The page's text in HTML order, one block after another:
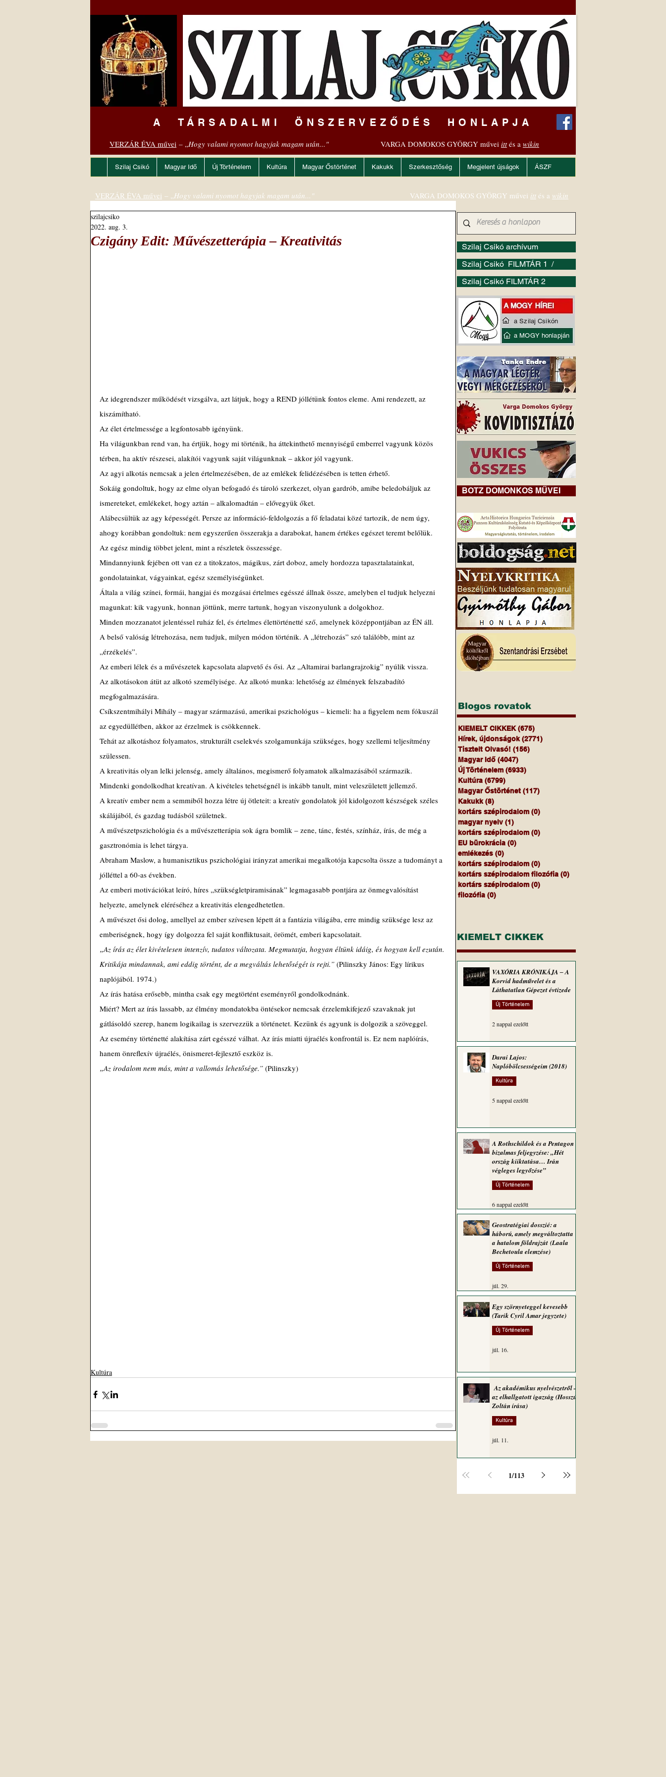
A TÁRSADALMI ÖNSZERVEZŐDÉS HONLAPJA
VERZÁR ÉVA művei – „Hogy valami nyomot hagyjak magam után..." VARGA DOMOKOS GYÖRGY művei ittés a wikin
Szilaj Csikó Magyar Idő Új Történelem Kultúra Magyar Őstörténet Kakukk Szerkesztőség Megjelent újságok ÁSZF
Czigány Edit: Művészetterápia – Kreativitás
szilajcsiko
2022. aug. 3.
Az idegrendszer működését vizsgálva, azt látjuk, hogy a REND jóllétünk fontos eleme. Ami rendezett, az
kiszámítható.
Az élet értelmessége a legfontosabb igényünk.
Ha világunkban rend van, ha értjük, hogy mi történik, ha áttekinthető mennyiségű emberrel vagyunk közös
térben, ha aktív részesei, alakítói vagyunk saját világunknak – akkor jól vagyunk.
Az agyi alkotás nemcsak a jelen értelmezésében, de az emlékek felidézésében is tetten érhető.
Sokáig gondoltuk, hogy az elme olyan befogadó és tároló szerkezet, olyan gardrób, amibe beledobáljuk az
ismereteket, emlékeket, hogy aztán – alkalomadtán – elővegyük őket.
Alábecsültük az agy képességét. Persze az információ-feldolgozás a fő feladatai közé tartozik, de nem úgy,
ahogy korábban gondoltuk: nem egyszerűen összerakja a darabokat, hanem értékes egészet teremt belőlük.
Az egész mindig többet jelent, mint a részletek összessége.
Mindannyiunk fejében ott van ez a titokzatos, mágikus, zárt doboz, amely hordozza tapasztalatainkat,
gondolatainkat, vágyainkat, egész személyiségünket.
Általa a világ színei, formái, hangjai és mozgásai értelmes egésszé állnak össze, amelyben el tudjuk helyezni
magunkat: kik vagyunk, honnan jöttünk, merre tartunk, hogyan viszonyulunk a dolgokhoz.
Minden mozzanatot jelentéssel ruház fel, és értelmes élettörténetté sző, amelynek középpontjában az ÉN áll.
A belső valóság létrehozása, nem tudjuk, milyen módon történik. A „létrehozás” szó találóbb, mint az
„érzékelés”.
Az emberi lélek és a művészetek kapcsolata alapvető és ősi. Az „Altamirai barlangrajzokig” nyúlik vissza.
Az alkotásokon átüt az alkotó személyisége. Az alkotó munka: lehetőség az élmények felszabadító
megfogalmazására.
Csíkszentmihályi Mihály – magyar származású, amerikai pszichológus – kiemeli: ha a figyelem nem fókuszál
az egyedüllétben, akkor az érzelmek is csökkennek.
Tehát az alkotáshoz folyamatos, strukturált cselekvés szolgamunkája szükséges, hogy szellemi teljesítmény
szülessen.
A kreativitás olyan lelki jelenség, amely általános, megismerő folyamatok alkalmazásából származik.
Mindenki gondolkodhat kreatívan. A kivételes tehetségnél is inkább tanult, mint veleszületett jellemző.
A kreatív ember nem a semmiből hozza létre új ötleteit: a kreatív gondolatok jól kidolgozott készségek széles
skálájából, és gazdag tudásból születnek.
A művészetpszichológia és a művészetterápia sok ágra bomlik – zene, tánc, festés, színház, írás, de még a
gasztronómia is lehet tárgya.
Abraham Maslow, a humanisztikus pszichológiai irányzat amerikai megalkotója kapcsolta össze a tudományt a
jólléttel a 60-as években.
Az emberi motivációkat leíró, híres „szükségletpiramisának” legmagasabb pontjára az önmegvalósítást
helyezte, amelynek eléréséhez a kreativitás elengedhetetlen.
A művészet ősi dolog, amellyel az ember szívesen lépett át a fantázia világába, erre mindig szüksége lesz az
emberiségnek, hogy így dolgozza fel saját konfliktusait, örömét, emberi kapcsolatait.
„Az írás az élet kivételesen intenzív, tudatos változata. Megmutatja, hogyan éltünk idáig, és hogyan kell ezután.
Kritikája mindannak, ami eddig történt, de a megváltás lehetőségét is rejti.” (Pilinszky János: Egy lírikus
naplójából. 1974.)
Az írás hatása erősebb, mintha csak egy megtörtént eseményről gondolkodnánk.
Miért? Mert az írás lassabb, az élmény mondatokba öntésekor nemcsak érzelemkifejező szavaknak jut
gátlásoldó szerep, hanem logikailag is szervezzük a történetet. Kezünk és agyunk is dolgozik a szöveggel.
Az esemény történetté alakítása zárt egésszé válhat. Az írás miatti újraélés konfrontál is. Ez nem naplóírás,
hanem önreflexív újraélés, önismeret-fejlesztő eszköz is.
„Az irodalom nem más, mint a vallomás lehetősége.” (Pilinszky)
Kultúra
Szilaj Csikó archívum
Szilaj Csikó FILMTÁR 1 /
Szilaj Csikó FILMTÁR 2
VERZÁR ÉVA művei – „Hogy valami nyomot hagyjak magam után..." VARGA DOMOKOS GYÖRGY művei itt és a wikin
BOTZ DOMONKOS MŰVEI
Blogos rovatok
KIEMELT CIKKEK (675)
Hírek, újdonságok (2771)
Tisztelt Olvasó! (156)
Magyar Idő (4047)
Új Történelem (6933)
Kultúra (6799)
Magyar Őstörténet (117)
Kakukk (8)
kortárs szépirodalom (0)
magyar nyelv (1)
kortárs szépirodalom (0)
EU bürokrácia (0)
emlékezés (0)
kortárs szépirodalom (0)
kortárs szépirodalom filozófia (0)
kortárs szépirodalom (0)
filozófia (0)
KIEMELT CIKKEK
VAXÓRIA KRÓNIKÁJA ‒ A
Korvid hadművelet és a
Láthatatlan Gépezet évtizede
Új Történelem
2 nappal ezelőtt
Darai Lajos:
Naplóbölcsességeim (2018)
Kultúra
5 nappal ezelőtt
A Rothschildok és a Pentagon
bizalmas feljegyzése: „Hét
ország kiiktatása… Irán
végleges legyőzése”
Új Történelem
6 nappal ezelőtt
Geostratégiai dosszié: a
háború, amely megváltoztatta
a hatalom földrajzát (Laala
Bechetoula elemzése)
Új Történelem
júl. 29.
Egy szörnyeteggel kevesebb
(Tarik Cyril Amar jegyzete)
Új Történelem
júl. 16.
Az akadémikus nyelvészetről –
az elhallgatott igazság (Hosszú
Zoltán írása)
Kultúra
júl. 11.
1/113
a Szilaj Csikón
a MOGY honlapján